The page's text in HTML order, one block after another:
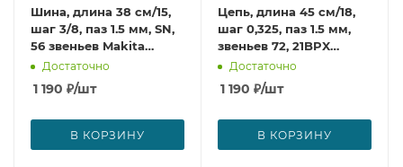
Шина, длина 38 см/15,
шаг 3/8, паз 1.5 мм, SN,
56 звеньев Makita
445038655
Достаточно
1 190 ₽/шт
В КОРЗИНУ
Цепь, длина 45 см/18,
шаг 0,325, паз 1.5 мм,
звеньев 72, 21BPX
Makita 528086672
Достаточно
1 190 ₽/шт
В КОРЗИНУ